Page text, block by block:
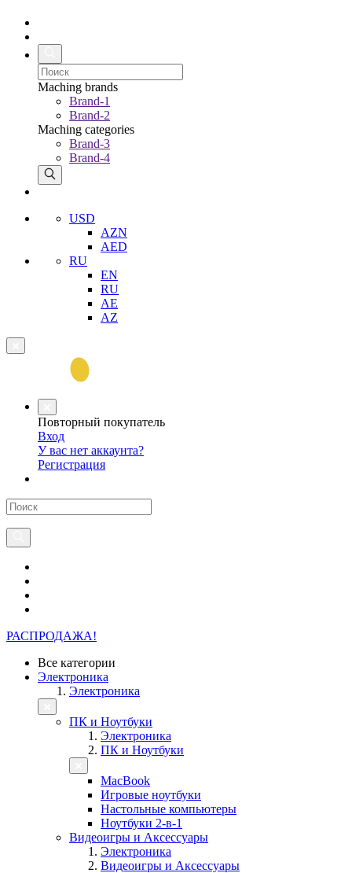
Maching brands
Brand-1
Brand-2
Maching categories
Brand-3
Brand-4
USD
AZN
AED
RU
EN
RU
AE
AZ
Повторный покупатель
Вход
У вас нет аккаунта?
Регистрация
РАСПРОДАЖА!
Все категории
Электроника
Электроника
ПК и Ноутбуки
Электроника
ПК и Ноутбуки
MacBook
Игровые ноутбуки
Настольные компьютеры
Ноутбуки 2-в-1
Видеоигры и Аксессуары
Электроника
Видеоигры и Аксессуары